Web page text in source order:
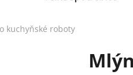
kuchyňské roboty